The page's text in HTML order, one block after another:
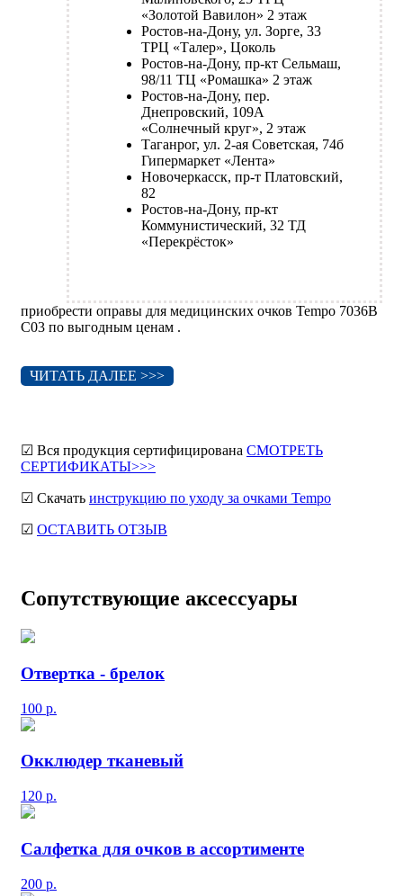
«Золотой Вавилон» 2 этаж
Ростов-на-Дону, ул. Зорге, 33
ТРЦ «Талер», Цоколь
Ростов-на-Дону, пр-кт Сельмаш,
98/11 ТЦ «Ромашка» 2 этаж
Ростов-на-Дону, пер.
Днепровский, 109А
«Солнечный круг», 2 этаж
Таганрог, ул. 2-ая Советская, 74б
Гипермаркет «Лента»
Новочеркасск, пр-т Платовский,
82
Ростов-на-Дону, пр-кт
Коммунистический, 32 ТД
«Перекрёсток»
приобрести оправы для медицинских очков Tempo 7036B
C03 по выгодным ценам .
ЧИТАТЬ ДАЛЕЕ >>>
☑ Вся продукция сертифицирована СМОТРЕТЬ
СЕРТИФИКАТЫ>>>
☑ Скачать инструкцию по уходу за очками Tempo
☑ ОСТАВИТЬ ОТЗЫВ
Сопутствующие аксессуары
Отвертка - брелок
100 р.
Окклюдер тканевый
120 р.
Салфетка для очков в ассортименте
200 р.